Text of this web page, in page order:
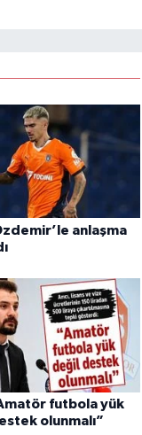
anlaşma
futbola yük
olunmalı”